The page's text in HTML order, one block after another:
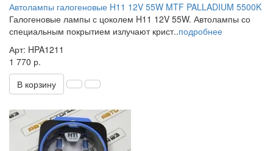
Автолампы галогеновые H11 12V 55W MTF PALLADIUM 5500K
Галогеновые лампы с цоколем H11 12V 55W. Автолампы со
специальным покрытием излучают крист..подробнее
Арт: HPA1211
1 770 р.
В корзину